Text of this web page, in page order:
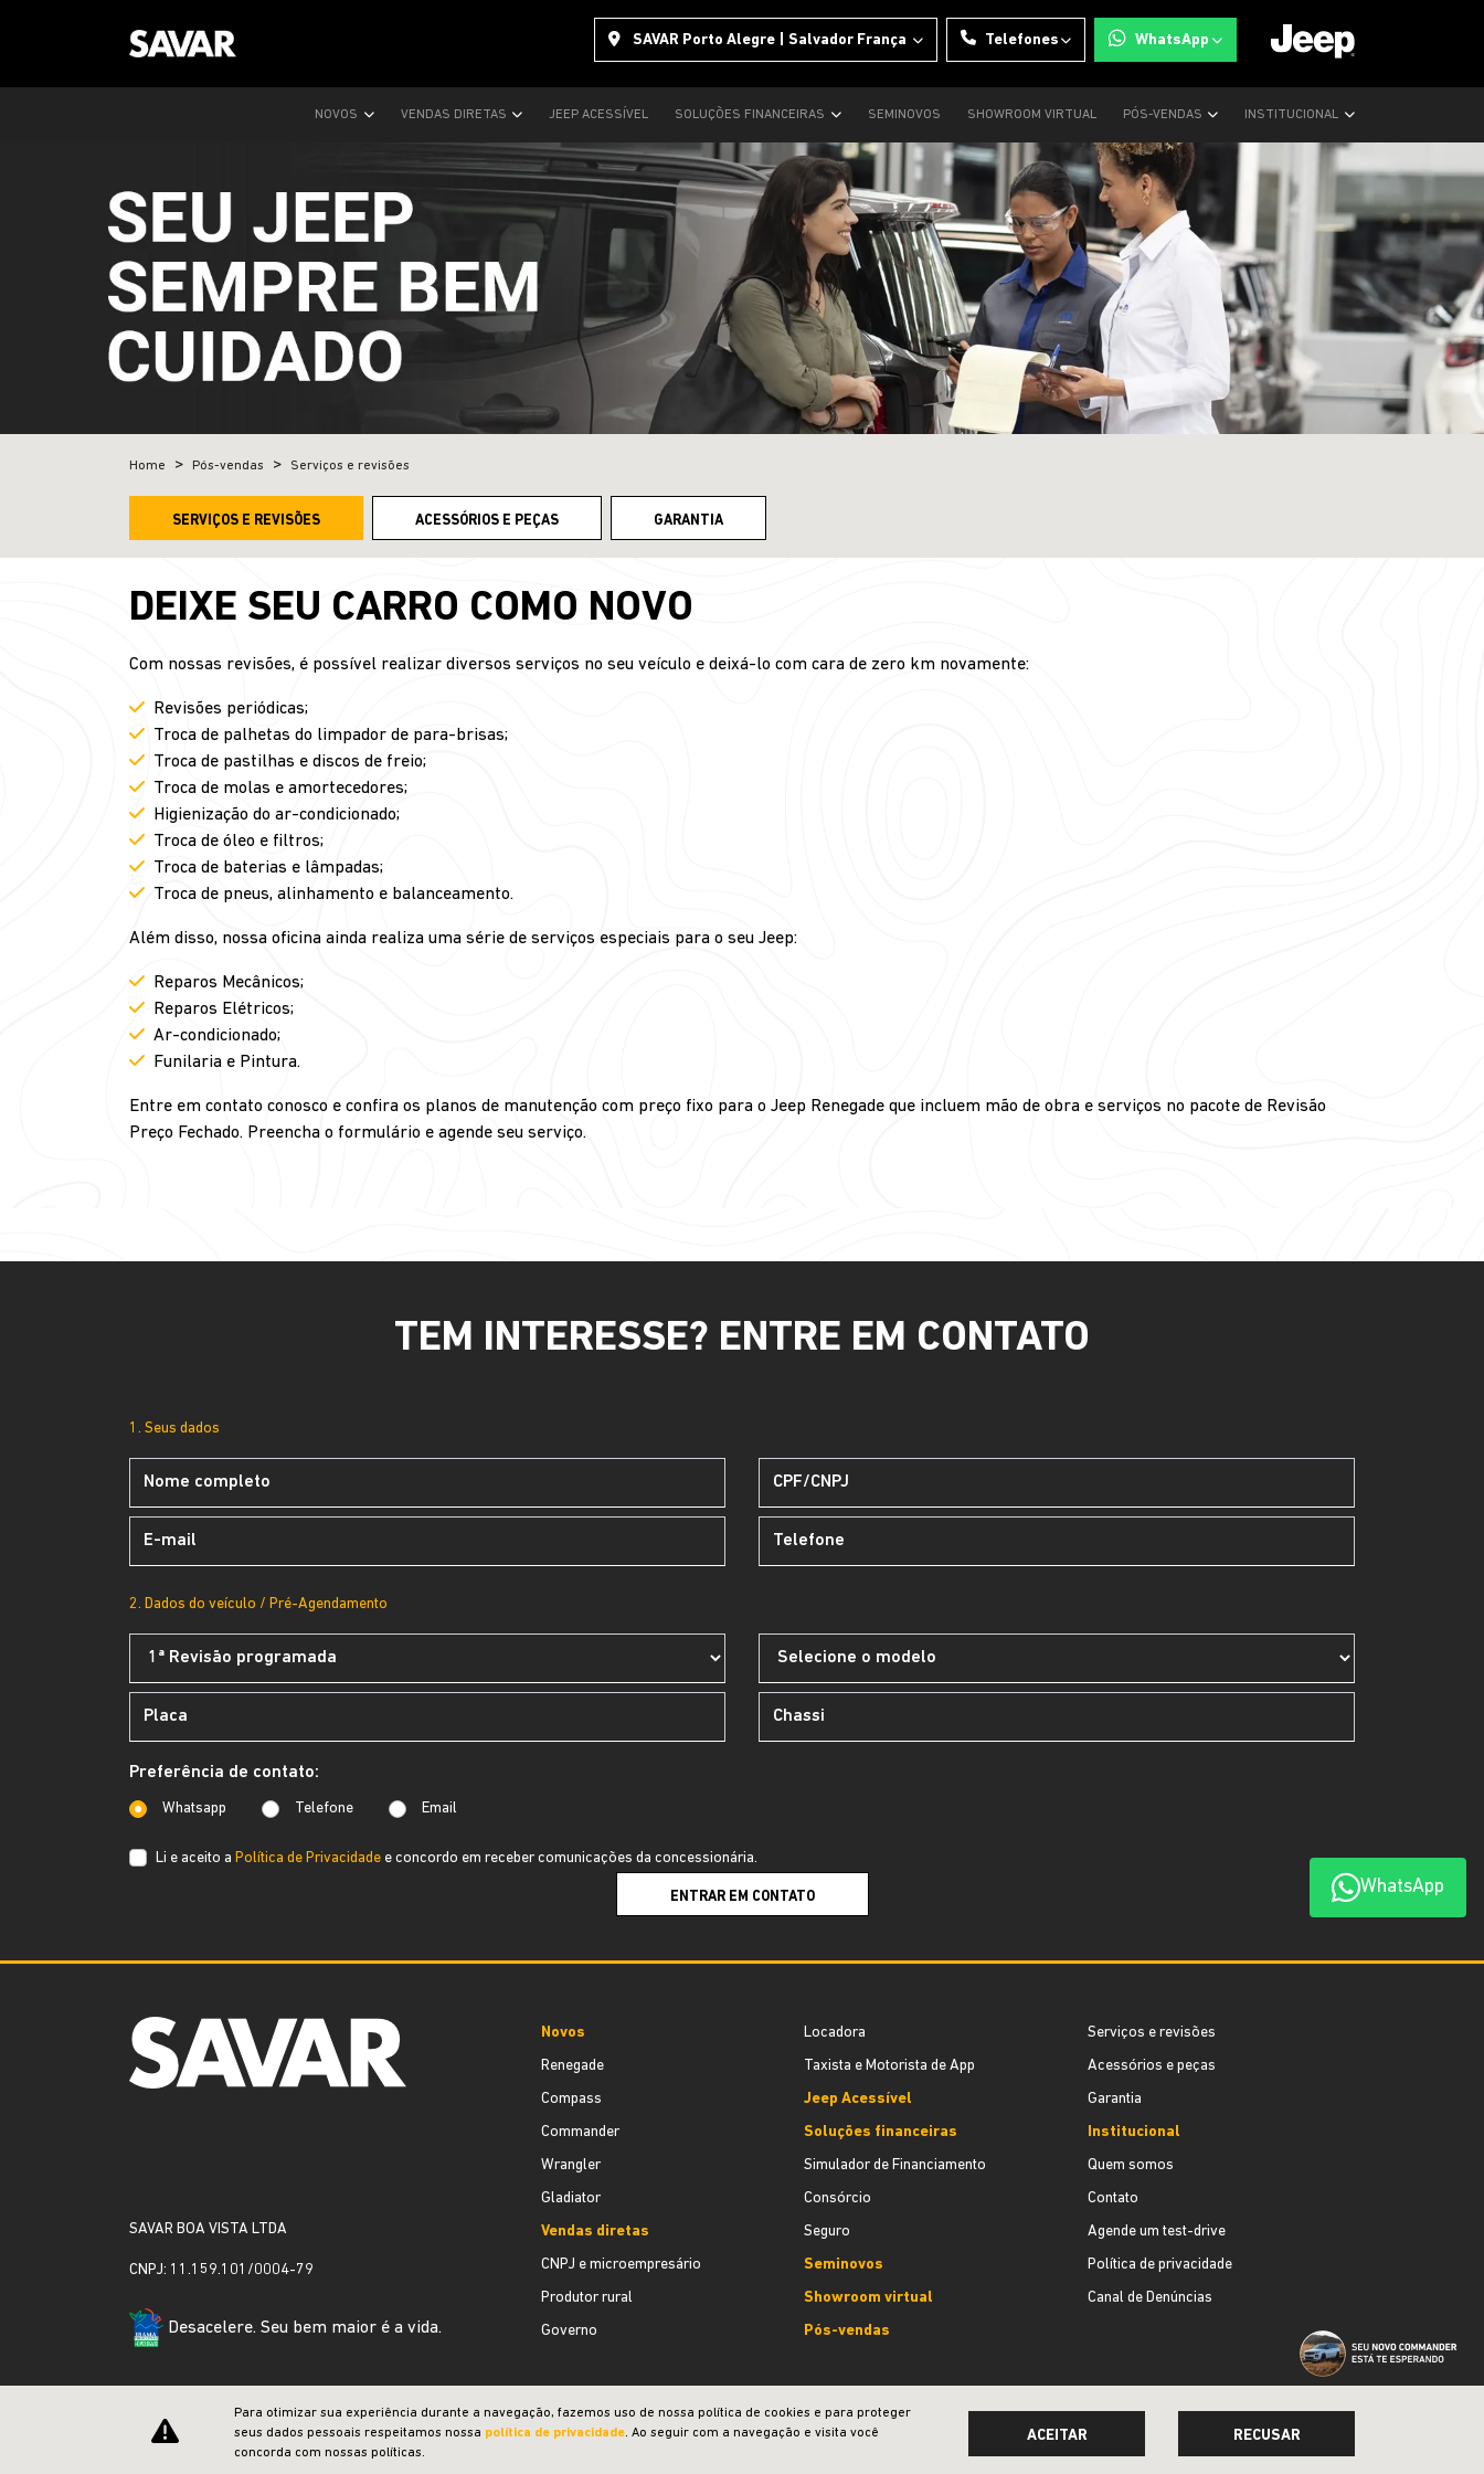
SAVAR Porto Alegre | Salvador França Telefones WhatsApp
NOVOS VENDAS DIRETAS JEEP ACESSÍVEL SOLUÇÕES FINANCEIRAS SEMINOVOS SHOWROOM VIRTUAL PÓS-VENDAS INSTITUCIONAL
Home Pós-vendas Serviços e revisões
SERVIÇOS E REVISÕES ACESSÓRIOS E PEÇAS GARANTIA
DEIXE SEU CARRO COMO NOVO
Com nossas revisões, é possível realizar diversos serviços no seu veículo e deixá-lo com cara de zero km novamente:
Revisões periódicas;
Troca de palhetas do limpador de para-brisas;
Troca de pastilhas e discos de freio;
Troca de molas e amortecedores;
Higienização do ar-condicionado;
Troca de óleo e filtros;
Troca de baterias e lâmpadas;
Troca de pneus, alinhamento e balanceamento.
Além disso, nossa oficina ainda realiza uma série de serviços especiais para o seu Jeep:
Reparos Mecânicos;
Reparos Elétricos;
Ar-condicionado;
Funilaria e Pintura.
Entre em contato conosco e confira os planos de manutenção com preço fixo para o Jeep Renegade que incluem mão de obra e serviços no pacote de Revisão
Preço Fechado. Preencha o formulário e agende seu serviço.
TEM INTERESSE? ENTRE EM CONTATO
1. Seus dados
2. Dados do veículo / Pré-Agendamento
Preferência de contato:
Whatsapp Telefone Email
Li e aceito a Política de Privacidade e concordo em receber comunicações da concessionária.
ENTRAR EM CONTATO WhatsApp
SAVAR BOA VISTA LTDA
CNPJ: 11.159.101/0004-79
Desacelere. Seu bem maior é a vida.
Novos
Renegade
Compass
Commander
Wrangler
Gladiator
Vendas diretas
CNPJ e microempresário
Produtor rural
Governo
Locadora
Taxista e Motorista de App
Jeep Acessível
Soluções financeiras
Simulador de Financiamento
Consórcio
Seguro
Seminovos
Showroom virtual
Pós-vendas
Serviços e revisões
Acessórios e peças
Garantia
Institucional
Quem somos
Contato
Agende um test-drive
Política de privacidade
Canal de Denúncias
Para otimizar sua experiência durante a navegação, fazemos uso de nossa política de cookies e para proteger
seus dados pessoais respeitamos nossa política de privacidade. Ao seguir com a navegação e visita você
concorda com nossas políticas.
ACEITAR RECUSAR